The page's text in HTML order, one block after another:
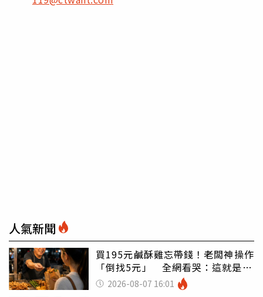
人氣新聞
買195元鹹酥雞忘帶錢！老闆神操作
「倒找5元」 全網看哭：這就是台
灣 2026-08-07 16:01